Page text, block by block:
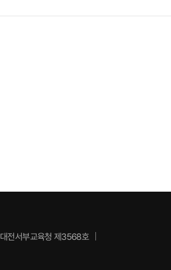
대전서부교육청 제3568호